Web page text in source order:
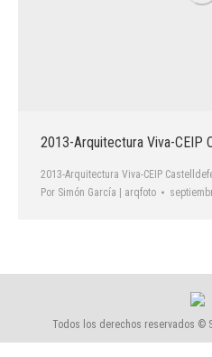
2013-Arquitectura Viva-CEIP
2013-Arquitectura Viva-CEIP
Por Simón García | arqfoto
Todos los derechos reservados ©